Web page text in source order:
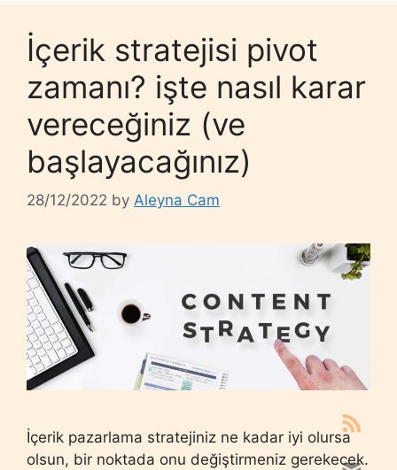
İçerik stratejisi pivot
zamanı? işte nasıl karar
vereceğiniz (ve
başlayacağınız)
28/12/2022 by Aleyna Cam
İçerik pazarlama stratejiniz ne kadar iyi olursa
olsun, bir noktada onu değiştirmeniz gerekecek.